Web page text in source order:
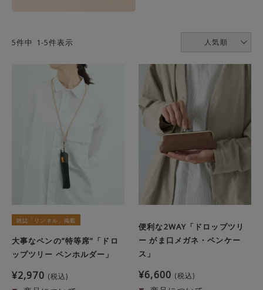
人気順
5件中 1-5件表示
雑誌「リンネル」掲載
大事なペンの”特等席”「ドロ
ップツリー ペンホルダー」
¥2,970 税込
便利な2WAY「ドロップツリ
ー がま口メガネ・ペンケー
ス」
¥6,600 税込